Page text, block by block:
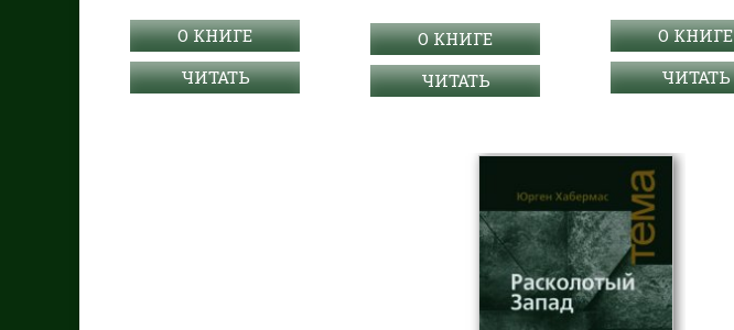
О КНИГЕ
ЧИТАТЬ
О КНИГЕ
ЧИТАТЬ
О КНИГЕ
ЧИТАТЬ